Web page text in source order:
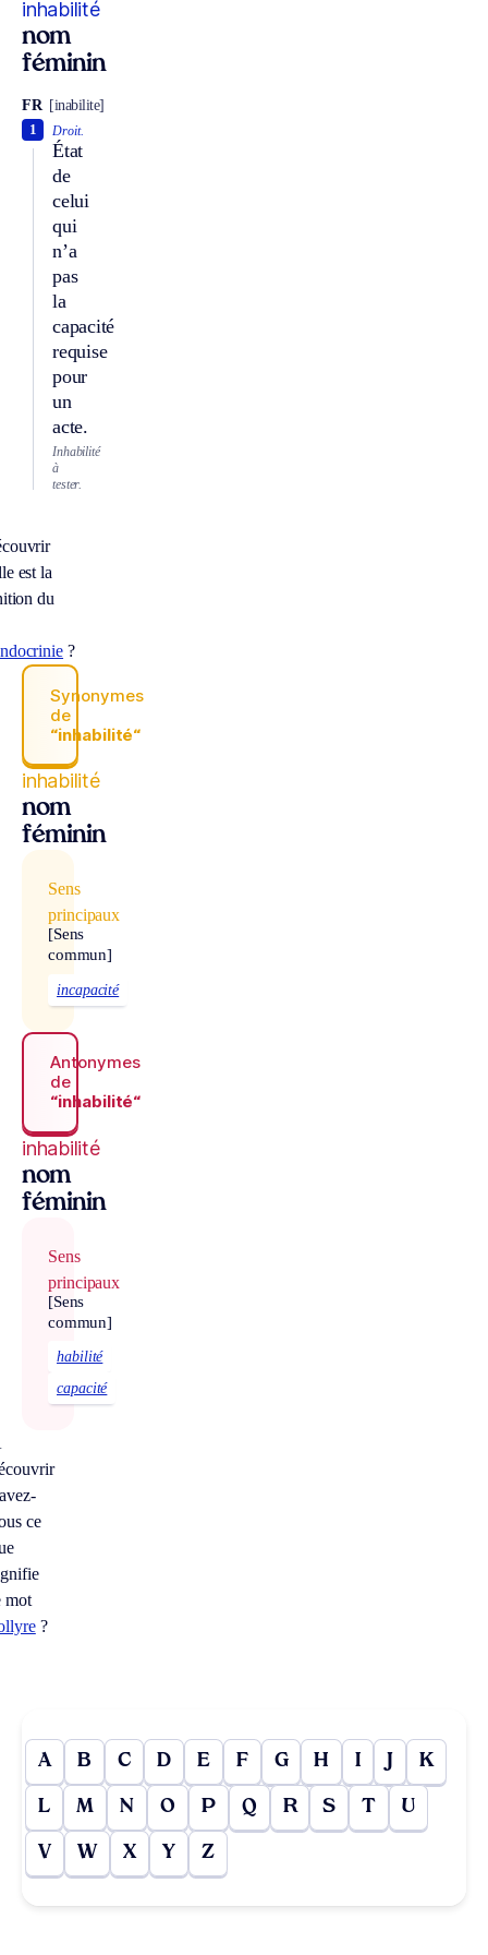
inhabilité
nom
féminin
FR [inabilite]
Droit.
État
de
celui
qui
n’a
pas
la
capacité
requise
pour
un
acte.
1
Inhabilité
à
tester.
est la
du
?
Synonymes
de
“inhabilité“
inhabilité
nom
féminin
Sens
principaux
[Sens
commun]
incapacité
Antonymes
de
“inhabilité“
inhabilité
nom
féminin
Sens
principaux
[Sens
commun]
habilité
capacité
ce
mot
?
A B C D E F G H I J K
L M N O P Q R S T U
V W X Y Z